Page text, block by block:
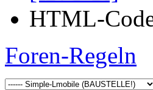
HTML-
Foren-Regeln